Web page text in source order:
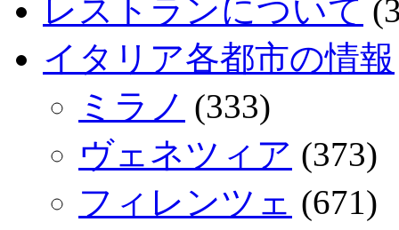
レストランについて
イタリア各都市の情報
ミラノ (333)
ヴェネツィア (373)
フィレンツェ (671)